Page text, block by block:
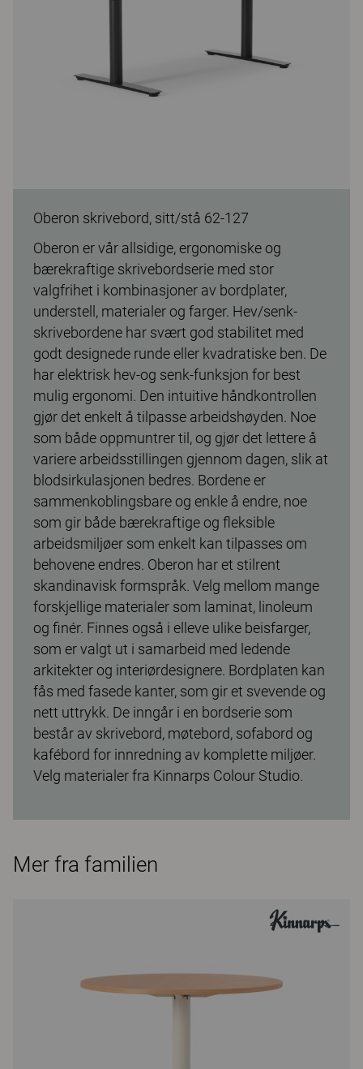
Oberon skrivebord, sitt/stå 62-127
Oberon er vår allsidige, ergonomiske og
bærekraftige skrivebordserie med stor
valgfrihet i kombinasjoner av bordplater,
understell, materialer og farger. Hev/senk-
skrivebordene har svært god stabilitet med
godt designede runde eller kvadratiske ben. De
har elektrisk hev-og senk-funksjon for best
mulig ergonomi. Den intuitive håndkontrollen
gjør det enkelt å tilpasse arbeidshøyden. Noe
som både oppmuntrer til, og gjør det lettere å
variere arbeidsstillingen gjennom dagen, slik at
blodsirkulasjonen bedres. Bordene er
sammenkoblingsbare og enkle å endre, noe
som gir både bærekraftige og fleksible
arbeidsmiljøer som enkelt kan tilpasses om
behovene endres. Oberon har et stilrent
skandinavisk formspråk. Velg mellom mange
forskjellige materialer som laminat, linoleum
og finér. Finnes også i elleve ulike beisfarger,
som er valgt ut i samarbeid med ledende
arkitekter og interiørdesignere. Bordplaten kan
fås med fasede kanter, som gir et svevende og
nett uttrykk. De inngår i en bordserie som
består av skrivebord, møtebord, sofabord og
kafébord for innredning av komplette miljøer.
Velg materialer fra Kinnarps Colour Studio.
Mer fra familien